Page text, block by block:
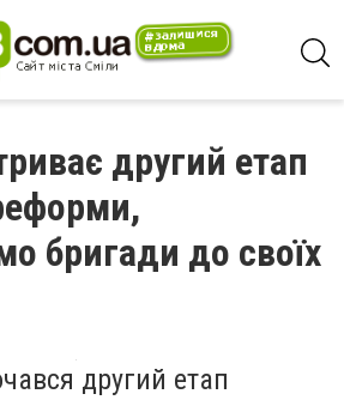
другий етап
бригади до своїх
другий етап